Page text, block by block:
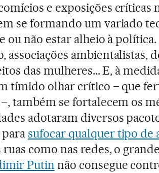
e exposições críticas
se formando um variado
ou não estar alheio à política.
associações ambientalistas,
das mulheres... E, à
tímido olhar crítico – que
também se fortalecem os
adotaram diversos
sufocar qualquer tipo de
ruas como nas redes, o
Putin não consegue